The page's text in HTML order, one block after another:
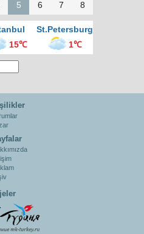
5 6 7 8
St.Petersburg
15℃ 1℃